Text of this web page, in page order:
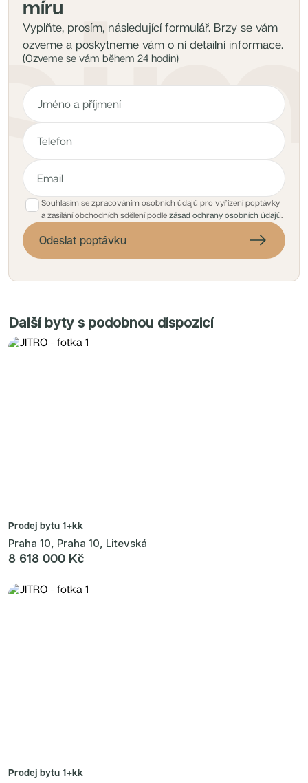
míru
Vyplňte, prosím, následující formulář. Brzy se vám
ozveme a poskytneme vám o ní detailní informace.
(Ozveme se vám během 24 hodin)
Souhlasím se zpracováním osobních údajů pro vyřízení poptávky
a zasílání obchodních sdělení podle zásad ochrany osobních údajů.
Odeslat poptávku
Další byty s podobnou dispozicí
Prodej bytu 1+kk
Praha 10, Praha 10, Litevská
8 618 000 Kč
Prodej bytu 1+kk